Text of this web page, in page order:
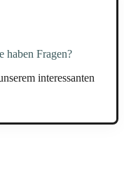
haben Fragen?
interessanten